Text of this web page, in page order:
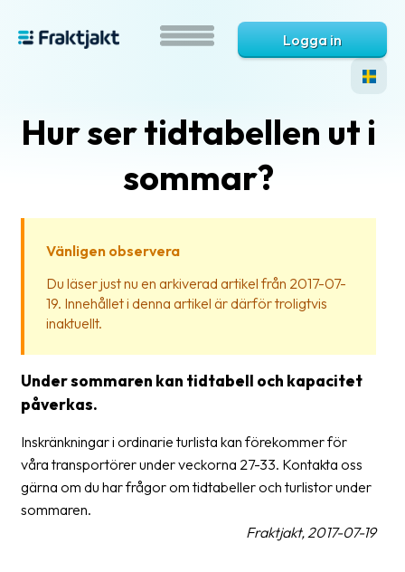
är
Fraktjakt?
Hjälp?
Vanliga
&
svar
Ordlista
Logga in
Hur ser tidtabellen ut i
sommar?
Vänligen observera
Du läser just nu en arkiverad artikel från 2017-07-
19. Innehållet i denna artikel är därför troligtvis
inaktuellt.
Under sommaren kan tidtabell och kapacitet
påverkas.
Inskränkningar i ordinarie turlista kan förekommer för
våra transportörer under veckorna 27-33. Kontakta oss
gärna om du har frågor om tidtabeller och turlistor under
sommaren.
Fraktjakt, 2017-07-19